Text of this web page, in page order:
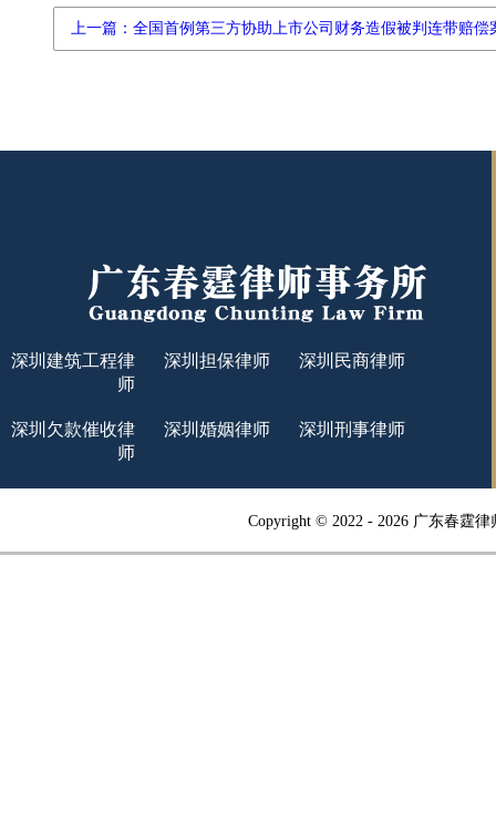
上一篇：全国首例第三方协助上市公司财务造假被判连带赔偿
深圳建筑工程律
师
深圳担保律师 深圳民商律师
深圳欠款催收律
师
深圳婚姻律师 深圳刑事律师
Copyright © 2022 - 2026 广东春霆